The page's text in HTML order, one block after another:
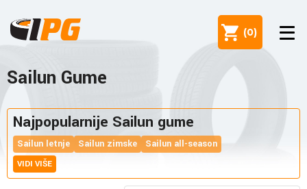
(0)
Sailun Gume
Najpopularnije Sailun gume
Sailun letnje Sailun zimske Sailun all-season
VIDI VIŠE